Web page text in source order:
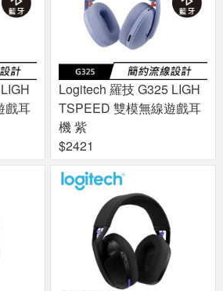
戲耳
Logitech 羅技 G325 LIGH
TSPEED 雙模無線遊戲耳
機 紫
$2421